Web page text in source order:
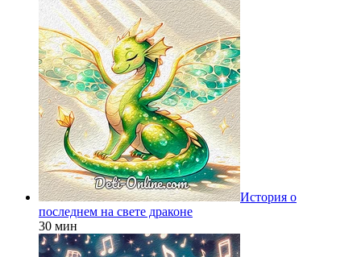
История о
последнем на свете драконе
30 мин